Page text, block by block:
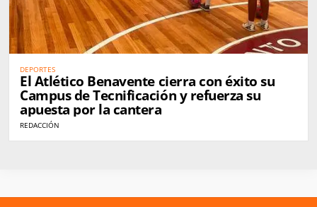
DEPORTES
El Atlético Benavente cierra con éxito su
Campus de Tecnificación y refuerza su
apuesta por la cantera
REDACCIÓN